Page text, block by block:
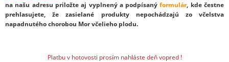
na našu adresu priložte aj vyplnený a podpísanýformulár, kde čestne
prehlasujete, že zasielané produkty nepochádzajú zo včelstva
napadnutého chorobou Mor včelieho plodu.
Platbu v hotovosti prosím nahláste deň vopred !